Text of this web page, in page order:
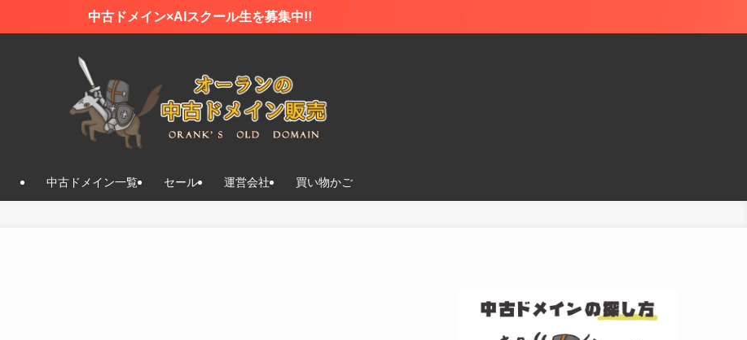
中古ドメイン×AIスクール生を募集中!!
中古ドメイン一覧 セール 運営会社 買い物かご